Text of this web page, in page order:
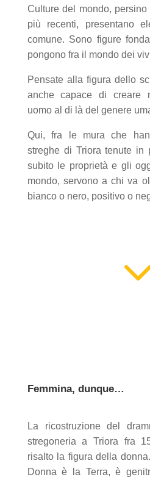
Culture del mondo,
più recenti, presentano
comune. Sono figure
pongono fra il mondo dei
Pensate alla figura dello
anche capace di creare
uomo al di là del genere
Qui, fra le mura che
streghe di Triora tenute in
subito le proprietà e gli
mondo, servono a chi va
bianco o nero, positivo o
Femmina, dunque…
La ricostruzione del
stregoneria a Triora fra
risalto la figura della
Donna è la Terra, è